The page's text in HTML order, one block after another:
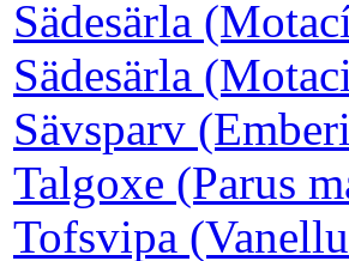
Sädesärla
Sädesärla
Sävsparv
Talgoxe (Parus
Tofsvipa